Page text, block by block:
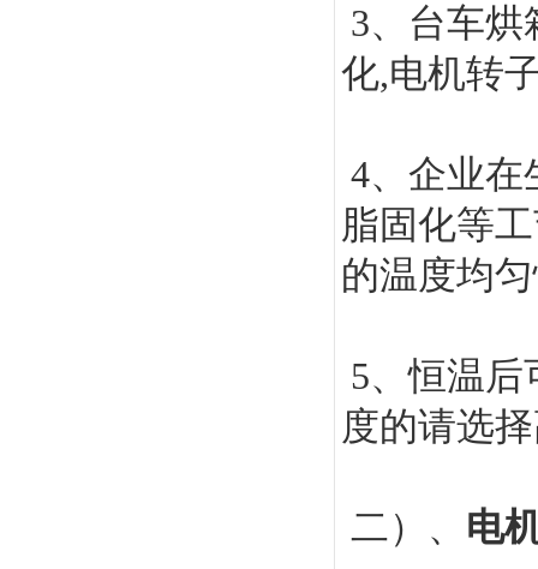
3、台车烘
化,电机转
4、企业在
脂固化等
的温度均
5、恒温后
度的请选
二）、 电